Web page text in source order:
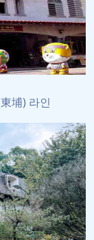
埔) 라인